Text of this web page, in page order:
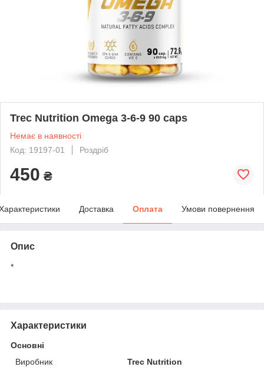
Trec Nutrition Omega 3-6-9 90 caps
Немає в наявності
Код: 19197-01
Роздріб
450 ₴
Доставка Оплата Умови повернення
Опис
*
Характеристики
Основні
Виробник
Trec Nutrition